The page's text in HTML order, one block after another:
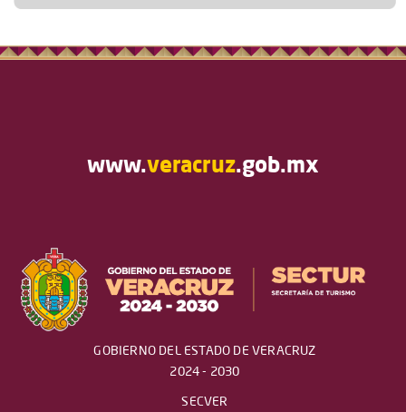
www.veracruz.gob.mx
GOBIERNO DEL ESTADO DE VERACRUZ
2024 - 2030
SECVER